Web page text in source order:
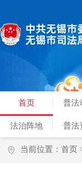
首页 普法
法治阵地 普法
当前位置： 首页